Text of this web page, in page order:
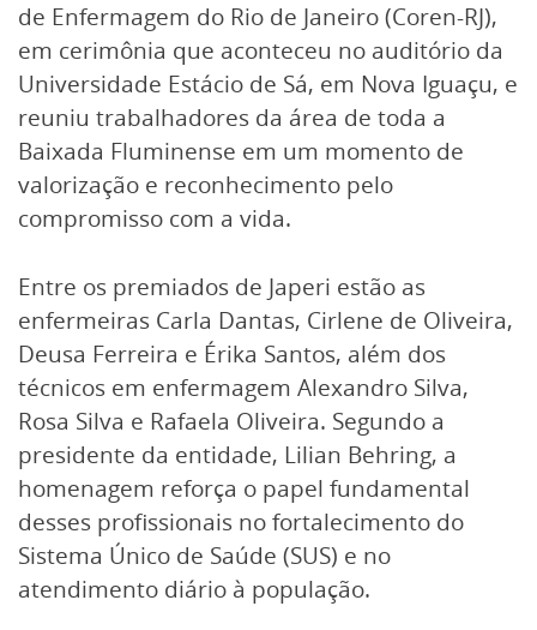
de Enfermagem do Rio de Janeiro (Coren-RJ),
em cerimônia que aconteceu no auditório da
Universidade Estácio de Sá, em Nova Iguaçu, e
reuniu trabalhadores da área de toda a
Baixada Fluminense em um momento de
valorização e reconhecimento pelo
compromisso com a vida.
Entre os premiados de Japeri estão as
enfermeiras Carla Dantas, Cirlene de Oliveira,
Deusa Ferreira e Érika Santos, além dos
técnicos em enfermagem Alexandro Silva,
Rosa Silva e Rafaela Oliveira. Segundo a
presidente da entidade, Lilian Behring, a
homenagem reforça o papel fundamental
desses profissionais no fortalecimento do
Sistema Único de Saúde (SUS) e no
atendimento diário à população.